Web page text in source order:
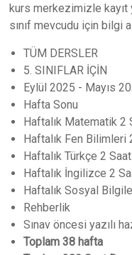
kurs merkezimizle
sınıf mevcudu için bilgi
TÜM DERSLER
5. SINIFLAR İÇİN
Eylül 2025 - Mayıs
Hafta Sonu
Haftalık Matematik 2
Haftalık Fen Bilimleri
Haftalık Türkçe 2 Saat
Haftalık İngilizce 2
Haftalık Sosyal
Rehberlik
Sınav öncesi yazılı
Toplam 38 hafta